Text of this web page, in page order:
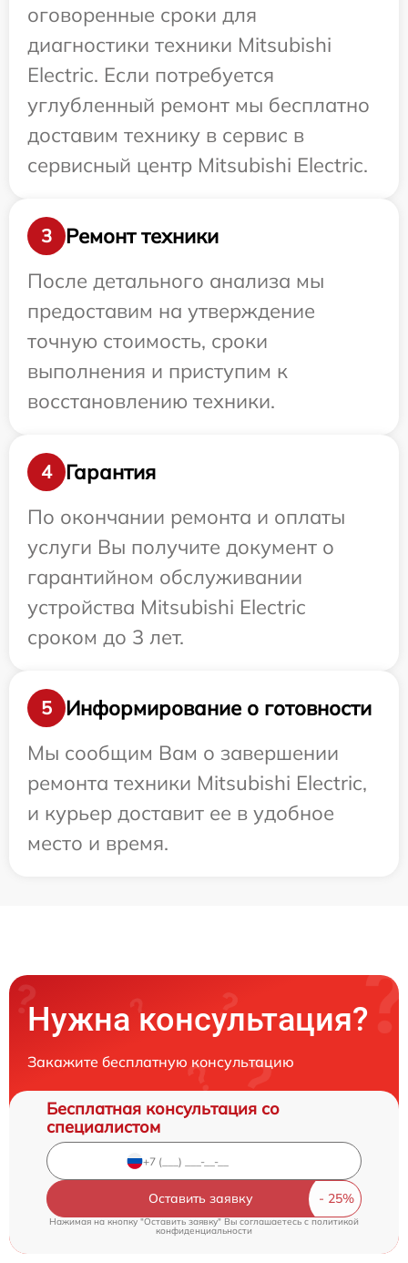
оговоренные сроки для
диагностики техники Mitsubishi
Electric. Если потребуется
углубленный ремонт мы бесплатно
доставим технику в сервис в
сервисный центр Mitsubishi Electric.
3
Ремонт техники
После детального анализа мы
предоставим на утверждение
точную стоимость, сроки
выполнения и приступим к
восстановлению техники.
4
Гарантия
По окончании ремонта и оплаты
услуги Вы получите документ о
гарантийном обслуживании
устройства Mitsubishi Electric
сроком до 3 лет.
5
Информирование о готовности
Мы сообщим Вам о завершении
ремонта техники Mitsubishi Electric,
и курьер доставит ее в удобное
место и время.
Нужна консультация?
Закажите бесплатную консультацию
Бесплатная консультация со
специалистом
Оставить заявку
Нажимая на кнопку "Оставить заявку" Вы соглашаетесь c политикой
конфиденциальности